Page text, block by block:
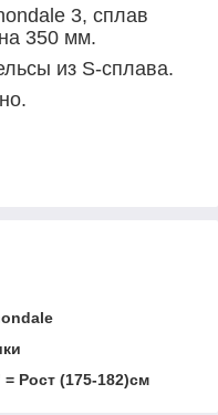
3, сплав
350 мм.
из S-сплава.
= Рост (175-182)см